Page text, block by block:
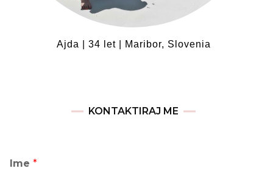
Ajda | 34 let | Maribor, Slovenia
KONTAKTIRAJ ME
Ime *